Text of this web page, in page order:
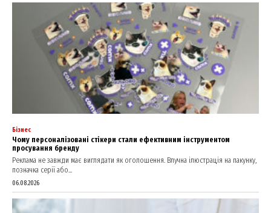
Бізнес
Чому персоналізовані стікери стали ефективним інструментом
просування бренду
Реклама не завжди має виглядати як оголошення. Влучна ілюстрація на пакунку,
позначка серії або...
06.08.2026